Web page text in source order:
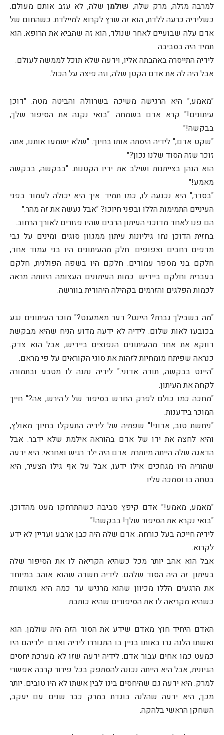
למרבה מזלה, מרק שלה, שולמןשלה, לא עזב אותם מעולם.
כשלידיה כרעה ללדת, הוא זה שרץ לקרוא למיילדת. כשהחום של
אדם עלה שבועיים לאחר שנולד, הוא זה שהביא את הרופא. הוא
תמיד היה בסביבה.
לידיה התייסרה באהבתה אליו, וידעה שלא תוכל לממשה לעולם.
אבל היה לה את אדם הקטן שלה, וזה פיצה על הכול.
"מאמע," היא הרגישה משיכה בשרוולה והביטה מטה. "דוכן
עיתונים!" קרא אדם בשמחה. "בואי נקנה את הסיפור שלך,
בבקשה!"
"שקט אדם," לידיה היסתה אותו בחיוך. "שלא ישמעו אותנו, אתה
זוכר שזה הסוד שלנו נכון?"
הוא הנהן בצייתנות ושילב את ידיו הקטנות. "בבקשה, בבקשה
מאמע!"
"בסדר," היא נכנעה לו, כמו תמיד. איך היא יכולה לעמוד בפני
העיניים התמימות הללו ובפני חיוכו? "אבל נעשה את זה מהר."
הם פנו לאחד מדוכני העיתון הרבים שהיו פזורים לאורך הרחוב.
בחזית הדוכן נחו גיליונות עיתון ממגוון סוגים ומינים על גבי
מדפים רחבים וצפופים. חלק מהעיתונים היו בני עמוד אחד,
חלקם בני מספר עמודים. חלקם היו בשפה הפולנית, חלקם
בעברית וחלקם ביידיש. כמות העיתונים העצומה היוותה מראה
לכמות הפלגים והזרמים בקהילה היהודית בוורשה.
"מה בשבילך גברת? היינט? דער מאמענט?" מוכר העיתונים נגע
בכובעו לאות שלום. לידיה לא ידעה מדוע הניח שהיא מבקשת
דווקא את אחד מהעיתונים הנפוצים ביידיש, אבל הוא צדק.
כנראה שפיתח מומחיות לזהות את סוגי הקוראים על פי מראם.
"היינט בבקשה, תודה אדוני." לידיה נתנה לו מטבע ובתמורה
לקחה את העיתון.
"מחכה כמו כולם לפרק החדש בסיפור של ל.הירש, אה?" חייך
המוכר בידענות.
"ניחשת טוב, אדוני!" שפתיה של לידיה התעקלו בחיוך מאולץ,
והיא לחצה את ידו של אדם בהוראה אילמת שלא ידבר. אבל
הדאגה שלה הייתה מיותרת. אדם היה ילד רגיש ואחראי. היא ידעה
שהוריה היו מגחכים אילו ידעו, אבל על אף גילו הצעיר, היא
בטחה בו וסמכה עליו.
"מאמע, מאמע!" אדם קיפץ סביבה כשהתרחקו מעט מהדוכן.
"בואי נקרא את הסיפור שלך! בבקשה!"
לידיה חייכה בעל כורחה. אדם שלה היה כבן ארבע ועדיין לא ידע
לקרוא.
אבל הוא אהב יותר מכל כשהיא הקריאה לו את הסיפור שלה
בעיתון. זה היה הסוד שלהם. לידיה חשדה שהוא אוהב במיוחד
את הרגעים הללו מכיוון שהוא מרגיש עד כמה היא מאושרת
כשהיא מקריאה לו את הסיפורים שהיא כותבת.
האדם היחיד חוץ מאדם שידע את הסוד הזה היה שולמן. הוא
ואשתו הלנה גרו באותו בניין בו התגוררו לידיה ואדם. ילדיהם היו
כמעט כמו אחים עבור אדם. לידיה ידעה שזו לא מערכת יחסים
הגיונית, אבל היא הייתה נכונה להסתפק בכל פירור קרבה אפשרי
למרק. היא ידעה גם שהיחסים בינו לבין אשתו לא היו טובים. יותר
מכך, היא ידעה שהלנה בוגדת במרק כבר שנים עם יעקב,
השחקן הראשי בלהקה.